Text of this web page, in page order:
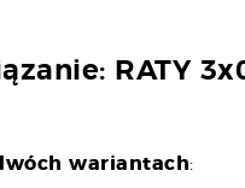
RATY
wariantach: